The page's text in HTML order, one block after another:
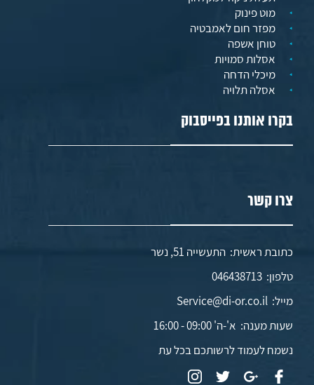
מוט פינוק
מפזר חום לאמבטיה
טוחן אשפה
אסלות סמויות
מיכלי הדחה
אסלה תלויה
בקרו אותנו בפייסבוק
צרו קשר
כתובת ראשית: התעשייה 51, נשר
טלפון:046438713
מייל:Service@di-or.co.il
שעות מענה: א'-ה' 09:00 - 16:00
נשמח לעמוד לרשותכם בכל עת